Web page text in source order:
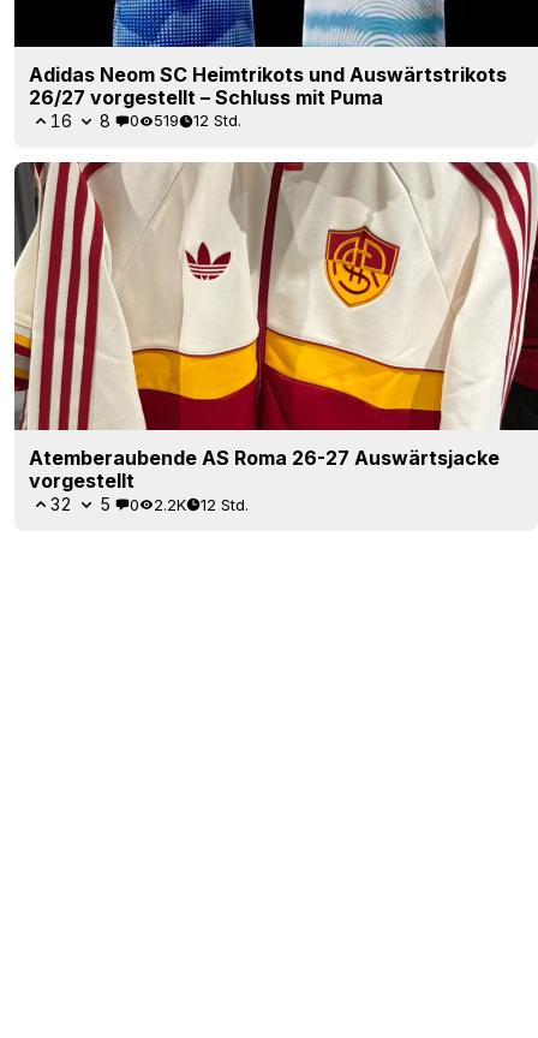
Adidas Neom SC Heimtrikots und Auswärtstrikots
26/27 vorgestellt – Schluss mit Puma
16 8 0 519 12 Std.
Atemberaubende AS Roma 26-27 Auswärtsjacke
vorgestellt
32 5 0 2.2K 12 Std.